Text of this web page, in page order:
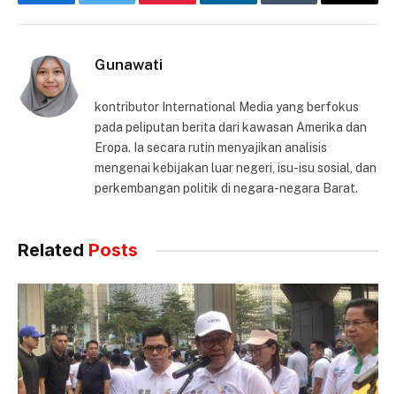
FacebookTwitter Pinterest LinkedInTumblr Email
Gunawati
kontributor International Media yang berfokus
pada peliputan berita dari kawasan Amerika dan
Eropa. Ia secara rutin menyajikan analisis
mengenai kebijakan luar negeri, isu-isu sosial, dan
perkembangan politik di negara-negara Barat.
Related Posts